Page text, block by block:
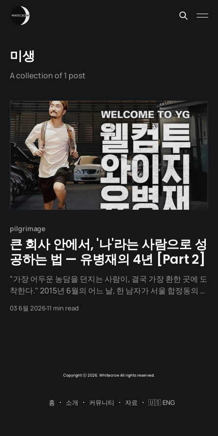
미생
A collection of 1 post
pilgrimage
큰 회사 안에서, '나'라는 사람으로 성
공하는 법 — 유병재의 4년 [Part 2]
"가장 어두운 농담을 던지는 사람이, 결국 가장 환한 곳에 도
착한다." 2015년 6월의 어느 날, 한 남자가 서울 합정동의 한
2NE1이 매일 출근하던 한국에서 가장 화려한 음악 회사, YG
03 6월 202611 min read
Copyright ⓒ 2026. Whitecrow All rights reserved.
홈 소개 커뮤니티 자료 🇺🇸 ENG